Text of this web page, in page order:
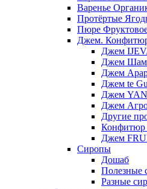
Варенье
Протёртые
Пюре Фруктовое
Джем.
Джем
Джем
Джем
Джем te
Джем YAN
Джем
Другие
Конфитюр
Джем
Сиропы
Дошаб
Полезные
Разные